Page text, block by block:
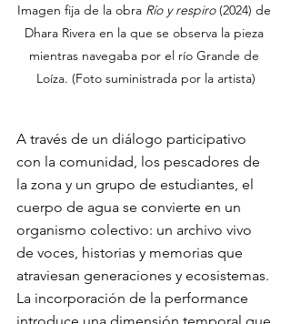
Imagen fija de la obra Río y respiro (2024) de
Dhara Rivera en la que se observa la pieza
mientras navegaba por el río Grande de
Loíza. (Foto suministrada por la artista)
A través de un diálogo participativo
con la comunidad, los pescadores de
la zona y un grupo de estudiantes, el
cuerpo de agua se convierte en un
organismo colectivo: un archivo vivo
de voces, historias y memorias que
atraviesan generaciones y ecosistemas.
La incorporación de la performance